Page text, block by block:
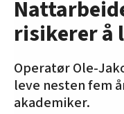
risikerer å
Operatør Ole-
leve nesten fem
akademiker.